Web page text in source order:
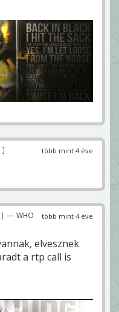
több mint 4 éve
több mint 4 éve
— WHO
elvesznek
a rtp call is